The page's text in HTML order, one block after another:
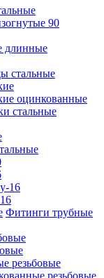
90
длинные
стальные
оцинкованные
стальные
16
Фитинги трубные
резьбовые
резьбовые